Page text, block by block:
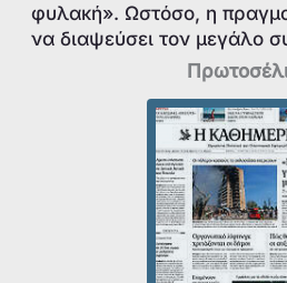
φυλακή». Ωστόσο, η
να διαψεύσει τον μεγάλο